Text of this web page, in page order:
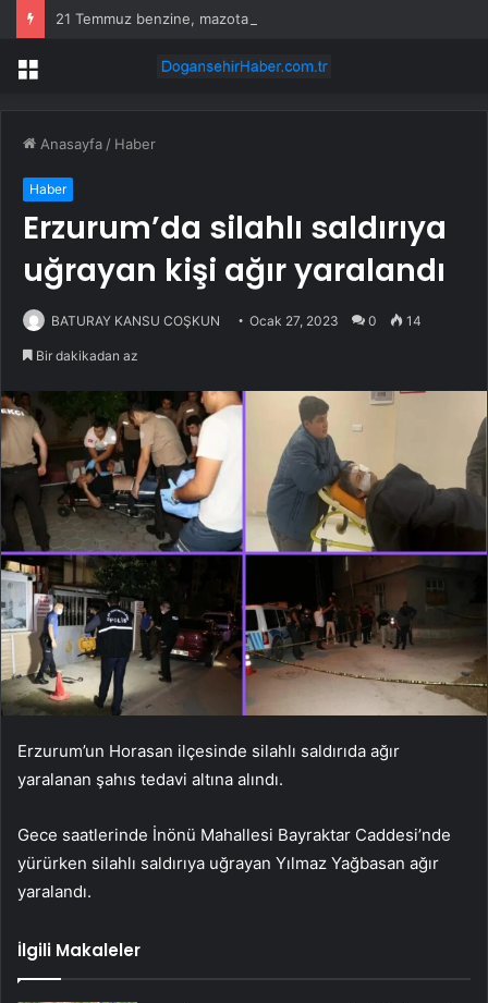
Menü
Anasayfa / Haber
Haber
Erzurum’da silahlı saldırıya
uğrayan kişi ağır yaralandı
BATURAY KANSU COŞKUN Ocak 27, 2023 0 14
Bir dakikadan az
Erzurum’un Horasan ilçesinde silahlı saldırıda ağır
yaralanan şahıs tedavi altına alındı.
Gece saatlerinde İnönü Mahallesi Bayraktar Caddesi’nde
yürürken silahlı saldırıya uğrayan Yılmaz Yağbasan ağır
yaralandı.
İlgili Makaleler